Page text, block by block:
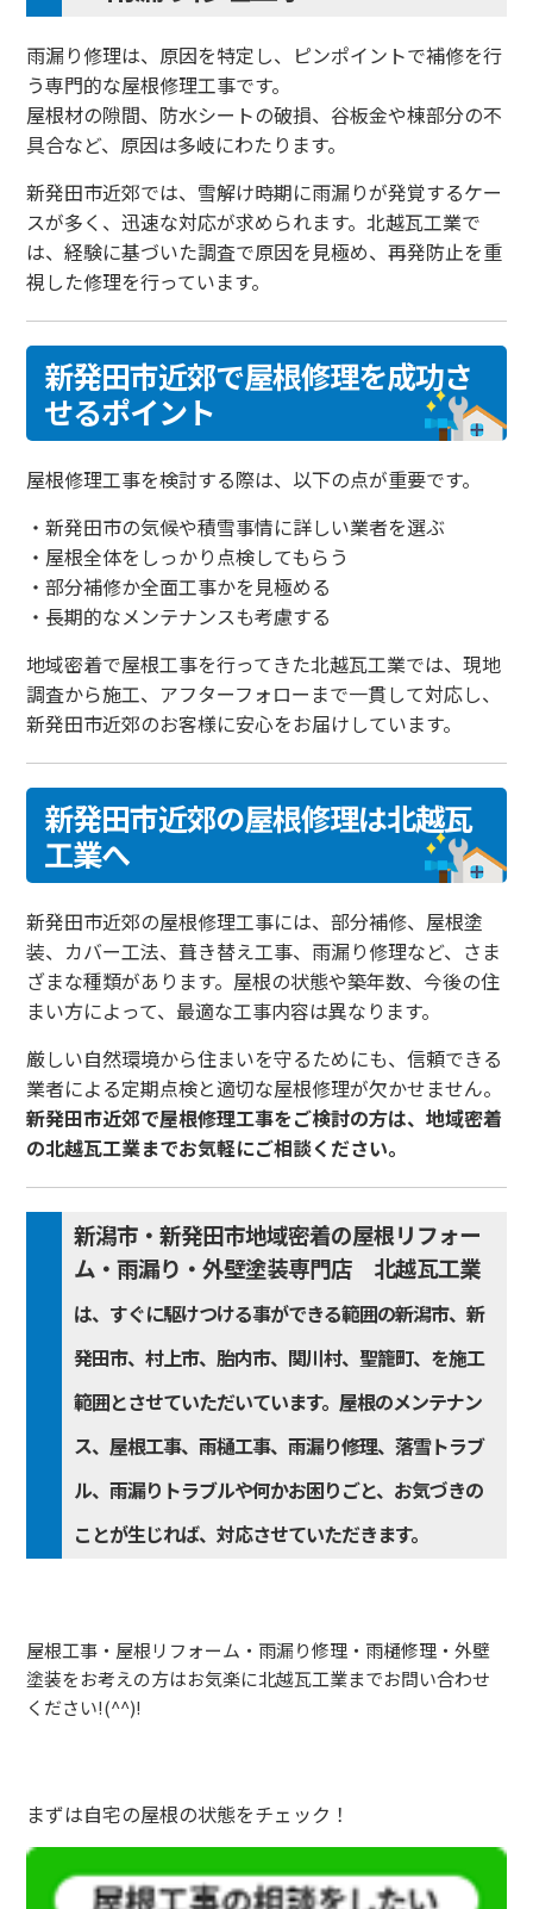
雨漏り修理は、原因を特定し、ピンポイントで補修を行
う専門的な屋根修理工事です。
屋根材の隙間、防水シートの破損、谷板金や棟部分の不
具合など、原因は多岐にわたります。
新発田市近郊では、雪解け時期に雨漏りが発覚するケー
スが多く、迅速な対応が求められます。北越瓦工業で
は、経験に基づいた調査で原因を見極め、再発防止を重
視した修理を行っています。
新発田市近郊で屋根修理を成功さ
せるポイント
屋根修理工事を検討する際は、以下の点が重要です。
・新発田市の気候や積雪事情に詳しい業者を選ぶ
・屋根全体をしっかり点検してもらう
・部分補修か全面工事かを見極める
・長期的なメンテナンスも考慮する
地域密着で屋根工事を行ってきた北越瓦工業では、現地
調査から施工、アフターフォローまで一貫して対応し、
新発田市近郊のお客様に安心をお届けしています。
新発田市近郊の屋根修理は北越瓦
工業へ
新発田市近郊の屋根修理工事には、部分補修、屋根塗
装、カバー工法、葺き替え工事、雨漏り修理など、さま
ざまな種類があります。屋根の状態や築年数、今後の住
まい方によって、最適な工事内容は異なります。
厳しい自然環境から住まいを守るためにも、信頼できる
業者による定期点検と適切な屋根修理が欠かせません。
新発田市近郊で屋根修理工事をご検討の方は、地域密着
の北越瓦工業までお気軽にご相談ください。
新潟市・新発田市地域密着の屋根リフォー
ム・雨漏り・外壁塗装専門店 北越瓦工業
は、すぐに駆けつける事ができる範囲の新潟市、新
発田市、村上市、胎内市、関川村、聖籠町、を施工
範囲とさせていただいています。屋根のメンテナン
ス、屋根工事、雨樋工事、雨漏り修理、落雪トラブ
ル、雨漏りトラブルや何かお困りごと、お気づきの
ことが生じれば、対応させていただきます。
屋根工事・屋根リフォーム・雨漏り修理・雨樋修理・外壁
塗装をお考えの方はお気楽に北越瓦工業までお問い合わせ
ください!(^^)!
まずは自宅の屋根の状態をチェック！